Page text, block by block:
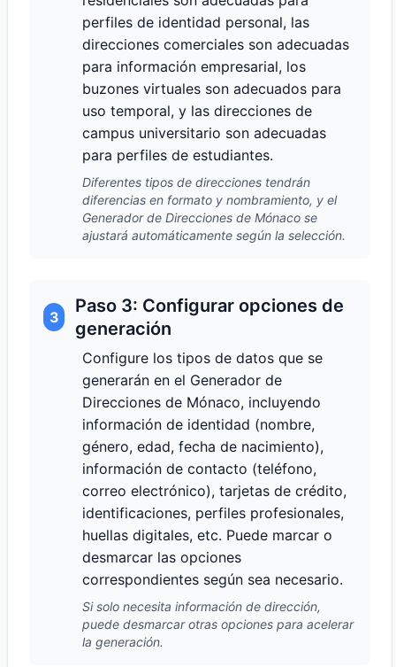
perfiles de identidad personal, las
direcciones comerciales son adecuadas
para información empresarial, los
buzones virtuales son adecuados para
uso temporal, y las direcciones de
campus universitario son adecuadas
para perfiles de estudiantes.
Diferentes tipos de direcciones tendrán
diferencias en formato y nombramiento, y el
Generador de Direcciones de Mónaco se
ajustará automáticamente según la selección.
3
Paso 3: Configurar opciones de
generación
Configure los tipos de datos que se
generarán en el Generador de
Direcciones de Mónaco, incluyendo
información de identidad (nombre,
género, edad, fecha de nacimiento),
información de contacto (teléfono,
correo electrónico), tarjetas de crédito,
identificaciones, perfiles profesionales,
huellas digitales, etc. Puede marcar o
desmarcar las opciones
correspondientes según sea necesario.
Si solo necesita información de dirección,
puede desmarcar otras opciones para acelerar
la generación.